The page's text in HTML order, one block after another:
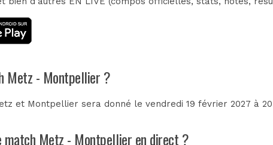
Metz - Montpellier ?
et Montpellier sera donné le vendredi 19 février 2027 à
match Metz - Montpellier en direct ?